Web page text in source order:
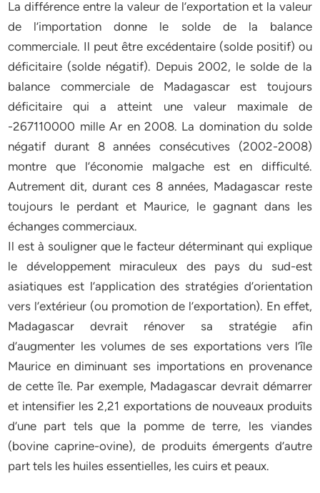
La différence entre la valeur de l’exportation et la valeur
de l’importation donne le solde de la balance
commerciale. Il peut être excédentaire (solde positif) ou
déficitaire (solde négatif). Depuis 2002, le solde de la
balance commerciale de Madagascar est toujours
déficitaire qui a atteint une valeur maximale de
-267110000 mille Ar en 2008. La domination du solde
négatif durant 8 années consécutives (2002-2008)
montre que l’économie malgache est en difficulté.
Autrement dit, durant ces 8 années, Madagascar reste
toujours le perdant et Maurice, le gagnant dans les
échanges commerciaux.
Il est à souligner que le facteur déterminant qui explique
le développement miraculeux des pays du sud-est
asiatiques est l’application des stratégies d’orientation
vers l’extérieur (ou promotion de l’exportation). En effet,
Madagascar devrait rénover sa stratégie afin
d’augmenter les volumes de ses exportations vers l’île
Maurice en diminuant ses importations en provenance
de cette île. Par exemple, Madagascar devrait démarrer
et intensifier les 2,21 exportations de nouveaux produits
d’une part tels que la pomme de terre, les viandes
(bovine caprine-ovine), de produits émergents d’autre
part tels les huiles essentielles, les cuirs et peaux.